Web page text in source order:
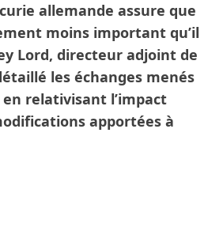
allemande assure que
moins important qu’il
Lord, directeur adjoint de
les échanges menés
relativisant l’impact
apportées à